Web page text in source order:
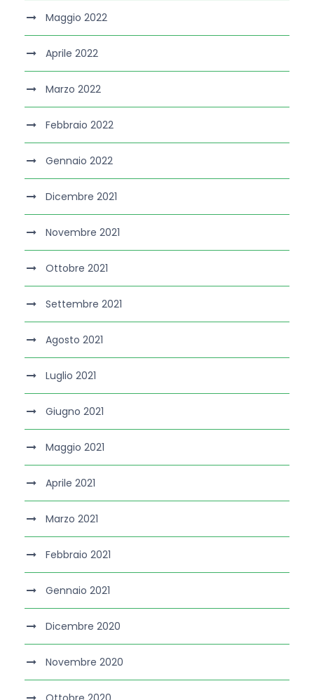
Maggio 2022
Aprile 2022
Marzo 2022
Febbraio 2022
Gennaio 2022
Dicembre 2021
Novembre 2021
Ottobre 2021
Settembre 2021
Agosto 2021
Luglio 2021
Giugno 2021
Maggio 2021
Aprile 2021
Marzo 2021
Febbraio 2021
Gennaio 2021
Dicembre 2020
Novembre 2020